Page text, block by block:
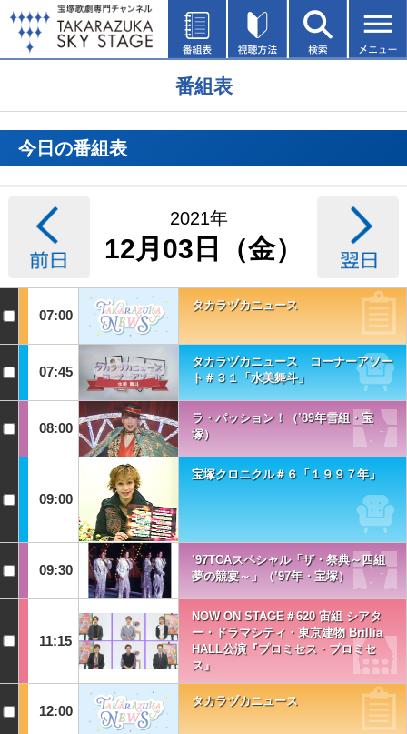
番組表
今日の番組表
2021年
12月03日（金）
07:00
タカラヅカニュース
07:45
タカラヅカニュース コーナーアソー
ト＃３１「水美舞斗」
08:00
ラ・パッション！（’89年雪組・宝
塚）
09:00
宝塚クロニクル＃６「１９９７年」
09:30
’97TCAスペシャル「ザ・祭典～四組
夢の競宴～」（’97年・宝塚）
11:15
NOW ON STAGE＃620 宙組 シアタ
ー・ドラマシティ・東京建物 Brillia
HALL公演『プロミセス・プロミセ
ス』
12:00
タカラヅカニュース